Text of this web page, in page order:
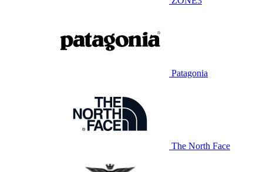
Patagonia
The North Face